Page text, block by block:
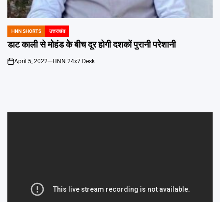
POSTED
IN
HNN SHORTS उत्तराखंड
डाट काली से मोहंड के बीच दूर होगी दशकों पुरानी परेशानी
on
April 5, 2022 HNN 24x7 Desk